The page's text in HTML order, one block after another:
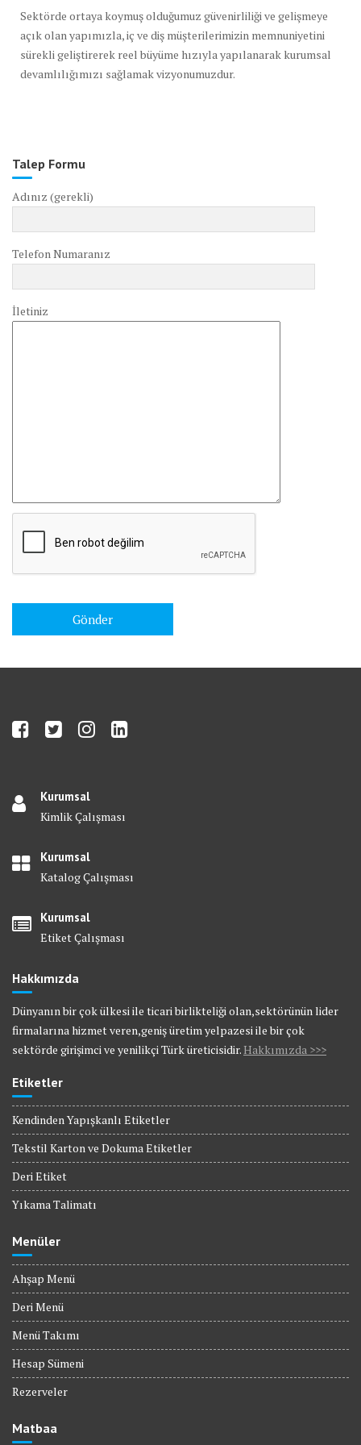
Sektörde ortaya koymuş olduğumuz güvenirliliği ve gelişmeye
açık olan yapımızla, iç ve diş müşterilerimizin memnuniyetini
sürekli geliştirerek reel büyüme hızıyla yapılanarak kurumsal
devamlılığımızı sağlamak vizyonumuzdur.
Talep Formu
Adınız (gerekli)
Telefon Numaranız
İletiniz
Kurumsal
Kimlik Çalışması
Kurumsal
Katalog Çalışması
Kurumsal
Etiket Çalışması
Hakkımızda
Dünyanın bir çok ülkesi ile ticari birlikteliği olan,sektörünün lider
firmalarına hizmet veren,geniş üretim yelpazesi ile bir çok
sektörde girişimci ve yenilikçi Türk üreticisidir.Hakkımızda >>>
Etiketler
Kendinden Yapışkanlı Etiketler
Tekstil Karton ve Dokuma Etiketler
Deri Etiket
Yıkama Talimatı
Menüler
Ahşap Menü
Deri Menü
Menü Takımı
Hesap Sümeni
Rezerveler
Matbaa